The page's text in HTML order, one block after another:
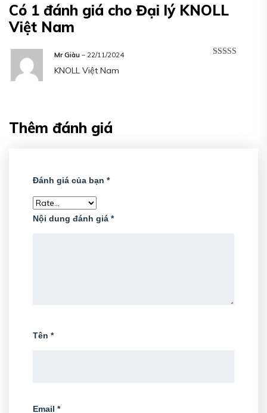
Có 1 đánh giá cho Đại lý KNOLL
Việt Nam
Mr Giàu – 22/11/2024
KNOLL Việt Nam
Thêm đánh giá
Đánh giá của bạn *
Nội dung đánh giá *
Tên *
Email *